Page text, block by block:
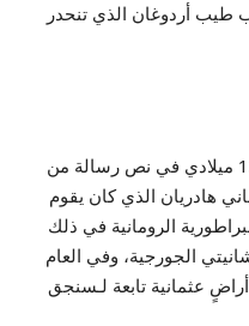
أردوغان الذي تنحدر
أول ذكر لها كان في الفترة 130-131 ميلادي في نص رسالة من
هادريان الذي كان يقوم
الرومانية في ذلك
الجورجية، وفي العام
أراضٍ عثمانية تابعة لـسنجق